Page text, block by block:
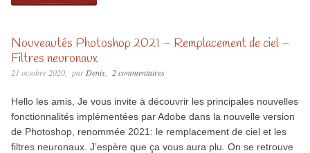
Nouveautés Photoshop 2021 – Remplacement de ciel –
Filtres neuronaux
21 octobre 2020 par Denis 2 commentaires
Hello les amis, Je vous invite à découvrir les principales nouvelles
fonctionnalités implémentées par Adobe dans la nouvelle version
de Photoshop, renommée 2021: le remplacement de ciel et les
filtres neuronaux. J’espère que ça vous aura plu. On se retrouve